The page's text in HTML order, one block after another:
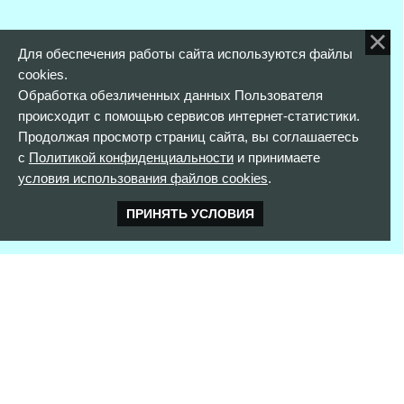
Для обеспечения работы сайта используются файлы
cookies.
Обработка обезличенных данных Пользователя
происходит с помощью сервисов интернет-статистики.
Продолжая просмотр страниц сайта, вы соглашаетесь
с Политикой конфиденциальностии принимаете
условия использования файлов cookies.
ПРИНЯТЬ УСЛОВИЯ